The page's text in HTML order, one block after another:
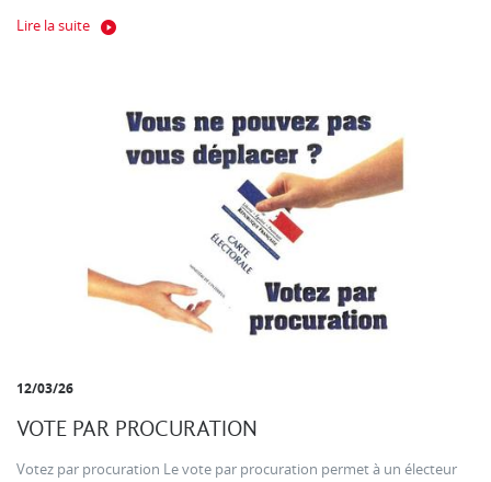
Lire la suite
12/03/26
VOTE PAR PROCURATION
Votez par procuration Le vote par procuration permet à un électeur